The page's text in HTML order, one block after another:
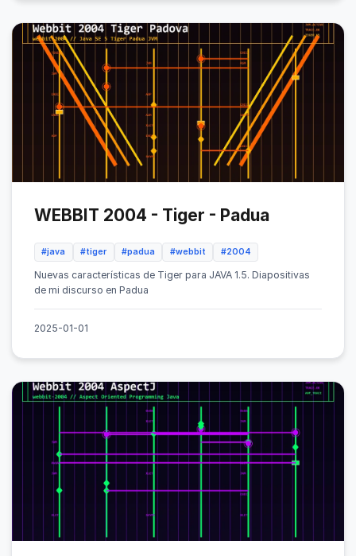
WEBBIT 2004 - Tiger - Padua
#java #tiger #padua #webbit #2004
Nuevas características de Tiger para JAVA 1.5. Diapositivas
de mi discurso en Padua
2025-01-01